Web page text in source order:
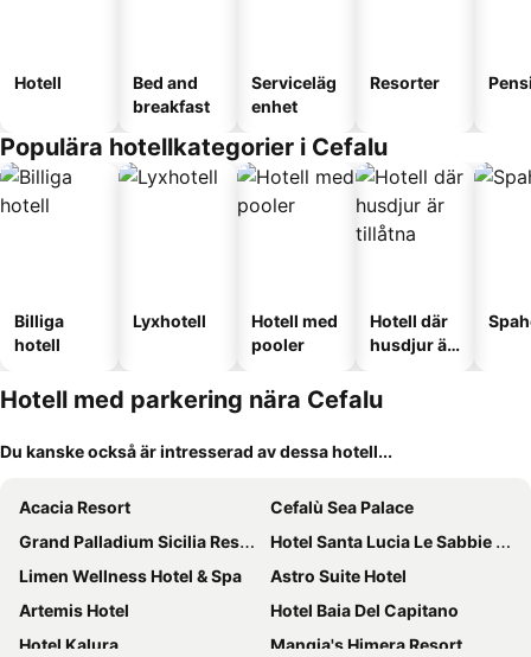
Hotell
Bed and
breakfast
Serviceläg
enhet
Resorter
Populära hotellkategorier i Cefalu
Billiga
hotell
Lyxhotell
Hotell med
pooler
Hotell där
husdjur är
Hotell med parkering nära Cefalu
Du kanske också är intresserad av dessa hotell...
Acacia Resort
Cefalù Sea Palace
Grand Palladium Sicilia Resort & Spa
Hotel Santa Lucia Le Sabbie d'Oro
Limen Wellness Hotel & Spa
Astro Suite Hotel
Artemis Hotel
Hotel Baia Del Capitano
Hotel Kalura
Mangia's Himera Resort